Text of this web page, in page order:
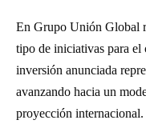
En Grupo Unión Global
tipo de iniciativas para el
inversión anunciada
avanzando hacia un
proyección internacional.